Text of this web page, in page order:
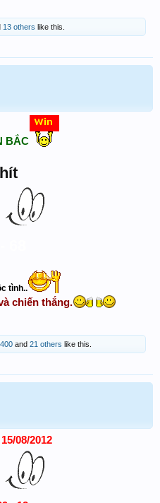
13 others like this.
BẮC
tình..
chiến thắng.
and 21 others like this.
08/2012